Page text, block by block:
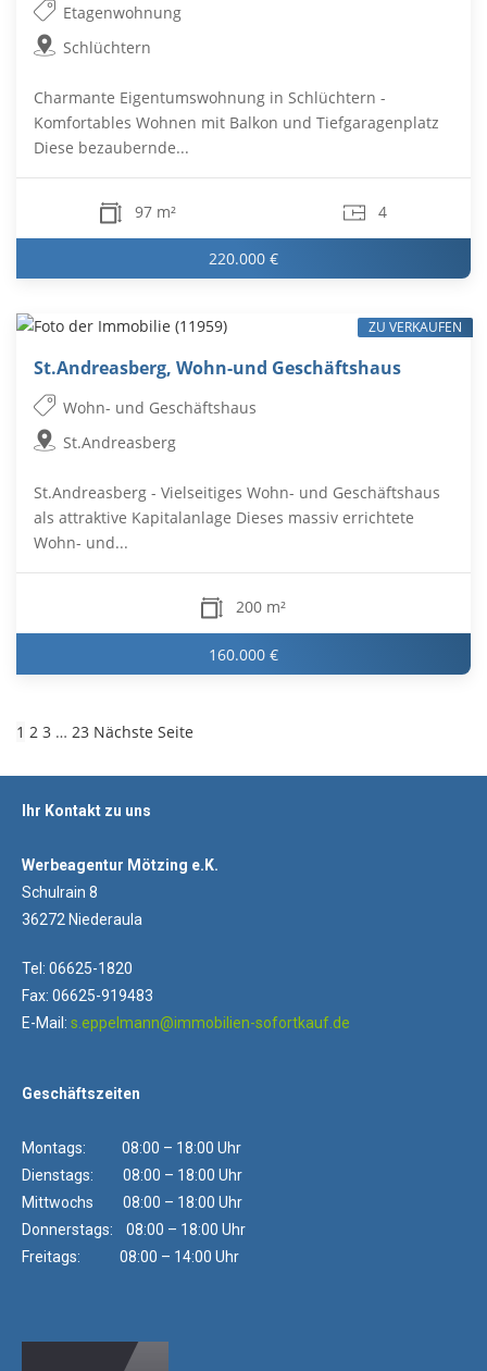
Etagenwohnung
Schlüchtern
Charmante Eigentumswohnung in Schlüchtern -
Komfortables Wohnen mit Balkon und Tiefgaragenplatz
Diese bezaubernde...
97 m² 4
220.000 €
St.Andreasberg, Wohn-und Geschäftshaus
Wohn- und Geschäftshaus
St.Andreasberg
St.Andreasberg - Vielseitiges Wohn- und Geschäftshaus
als attraktive Kapitalanlage Dieses massiv errichtete
Wohn- und...
200 m²
160.000 €
ZU VERKAUFEN
1 2 3 … 23 Nächste Seite
Ihr Kontakt zu uns
Werbeagentur Mötzing e.K.
Schulrain 8
36272 Niederaula
Tel: 06625-1820
Fax: 06625-919483
E-Mail: s.eppelmann@immobilien-sofortkauf.de
Geschäftszeiten
Montags: 08:00 – 18:00 Uhr
Dienstags: 08:00 – 18:00 Uhr
Mittwochs 08:00 – 18:00 Uhr
Donnerstags: 08:00 – 18:00 Uhr
Freitags: 08:00 – 14:00 Uhr